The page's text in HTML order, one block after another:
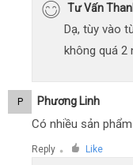
Tư Vấn
Dạ, tùy vào
không quá 2
P Phương Linh
Có nhiều sản
Reply ● Like